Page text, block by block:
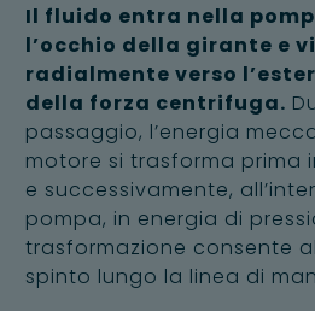
Il fluido entra nella
l’occhio della girante e
radialmente verso
della forza centrifuga.
passaggio, l’energia
motore si trasforma prima
e successivamente,
pompa, in energia di
trasformazione consente
spinto lungo la linea di